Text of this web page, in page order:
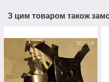
З цим товаром також